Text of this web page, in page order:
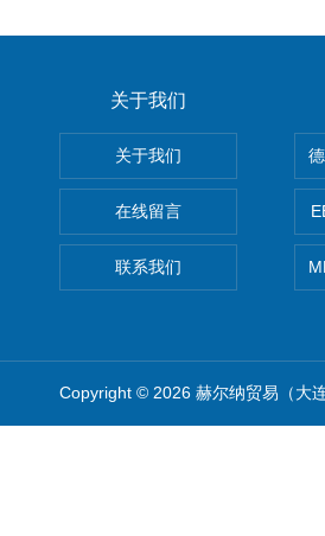
关于我们
关于我们
在线留言
联系我们
Copyright © 2026 赫尔纳贸易（大